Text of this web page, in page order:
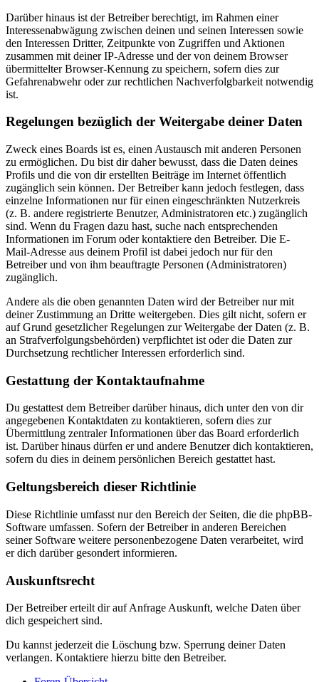
Darüber hinaus ist der Betreiber berechtigt, im Rahmen einer
Interessenabwägung zwischen deinen und seinen Interessen sowie
den Interessen Dritter, Zeitpunkte von Zugriffen und Aktionen
zusammen mit deiner IP-Adresse und der von deinem Browser
übermittelter Browser-Kennung zu speichern, sofern dies zur
Gefahrenabwehr oder zur rechtlichen Nachverfolgbarkeit notwendig
ist.
Regelungen bezüglich der Weitergabe deiner Daten
Zweck eines Boards ist es, einen Austausch mit anderen Personen
zu ermöglichen. Du bist dir daher bewusst, dass die Daten deines
Profils und die von dir erstellten Beiträge im Internet öffentlich
zugänglich sein können. Der Betreiber kann jedoch festlegen, dass
einzelne Informationen nur für einen eingeschränkten Nutzerkreis
(z. B. andere registrierte Benutzer, Administratoren etc.) zugänglich
sind. Wenn du Fragen dazu hast, suche nach entsprechenden
Informationen im Forum oder kontaktiere den Betreiber. Die E-
Mail-Adresse aus deinem Profil ist dabei jedoch nur für den
Betreiber und von ihm beauftragte Personen (Administratoren)
zugänglich.
Andere als die oben genannten Daten wird der Betreiber nur mit
deiner Zustimmung an Dritte weitergeben. Dies gilt nicht, sofern er
auf Grund gesetzlicher Regelungen zur Weitergabe der Daten (z. B.
an Strafverfolgungsbehörden) verpflichtet ist oder die Daten zur
Durchsetzung rechtlicher Interessen erforderlich sind.
Gestattung der Kontaktaufnahme
Du gestattest dem Betreiber darüber hinaus, dich unter den von dir
angegebenen Kontaktdaten zu kontaktieren, sofern dies zur
Übermittlung zentraler Informationen über das Board erforderlich
ist. Darüber hinaus dürfen er und andere Benutzer dich kontaktieren,
sofern du dies in deinem persönlichen Bereich gestattet hast.
Geltungsbereich dieser Richtlinie
Diese Richtlinie umfasst nur den Bereich der Seiten, die die phpBB-
Software umfassen. Sofern der Betreiber in anderen Bereichen
seiner Software weitere personenbezogene Daten verarbeitet, wird
er dich darüber gesondert informieren.
Auskunftsrecht
Der Betreiber erteilt dir auf Anfrage Auskunft, welche Daten über
dich gespeichert sind.
Du kannst jederzeit die Löschung bzw. Sperrung deiner Daten
verlangen. Kontaktiere hierzu bitte den Betreiber.